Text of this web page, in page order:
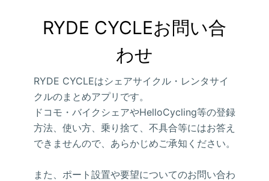
RYDE CYCLEお問い合
わせ
RYDE CYCLEはシェアサイクル・レンタサイ
クルのまとめアプリです。
ドコモ・バイクシェアやHelloCycling等の登録
方法、使い方、乗り捨て、不具合等にはお答え
できませんので、あらかじめご承知ください。
また、ポート設置や要望についてのお問い合わ